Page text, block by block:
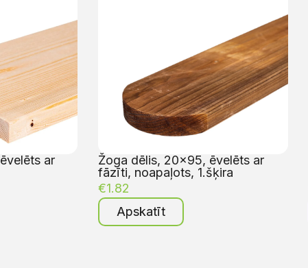
ar
Žoga dēlis, 20×95, ēvelēts ar
fāzīti, noapaļots, 1.šķira
€1.82
Apskatīt